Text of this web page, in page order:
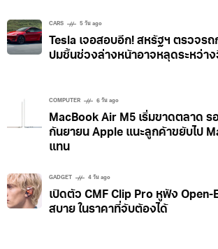
CARS 5 วัน ago
Tesla เจอสอบอีก! สหรัฐฯ ตรวจร
ปมชิ้นช่วงล่างหน้าอาจหลุดระหว่าง
COMPUTER 6 วัน ago
MacBook Air M5 เริ่มขาดตลาด
กันยายน Apple แนะลูกค้าขยับไป
แทน
GADGET 4 วัน ago
เปิดตัว CMF Clip Pro หูฟัง Open-
สบาย ในราคาที่จับต้องได้